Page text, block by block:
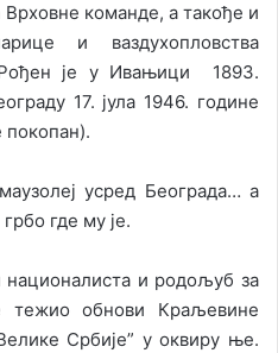
команде, а такође и
и ваздухопловства
Рођен је у Ивањици 1893.
17. јула 1946. године
покопан).
усред Београда… а
где му је.
националиста и родољуб за
тежио обнови Краљевине
Србије” у оквиру ње.